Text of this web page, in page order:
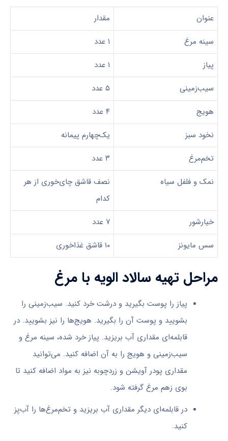
عنوان
مقدار
سینه مرغ
۱ عدد
پیاز
۱ عدد
سیب‌زمینی
۵ عدد
هویج
۴ عدد
نخود سبز
یک‌چهارم پیمانه
تخم‌مرغ
۳ عدد
نمک و فلفل سیاه
نصف قاشق چای‌خوری از هر
کدام
خیارشور
۷ عدد
سس مایونز
۱۰ قاشق غذاخوری
مراحل تهیه سالاد الویه با مرغ
پیاز را پوست بگیرید و درشت خرد کنید. سیب‌زمینی را
بشویید و پوست آن را بگیرید. هویج‌ها را نیز بشویید. در
قابلمه‌ای مقداری آب بریزید. پیاز خرد شده، سینه مرغ و
سیب‌زمینی و هویج را به آن اضافه کنید. می‌توانید
مقداری پودر آویشن و زردچوبه نیز به مواد اضافه کنید تا
بوی زهم مرغ گرفته شود.
در قابلمه‌ای دیگر مقداری آب بریزید و تخم‌مرغ‌ها را آب‌پز
کنید.